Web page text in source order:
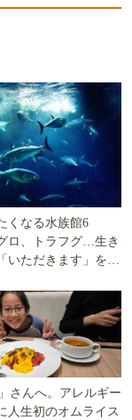
くなる水族館6
ロ、トラフグ…生き
いただきます」を考
人生初のオムライス